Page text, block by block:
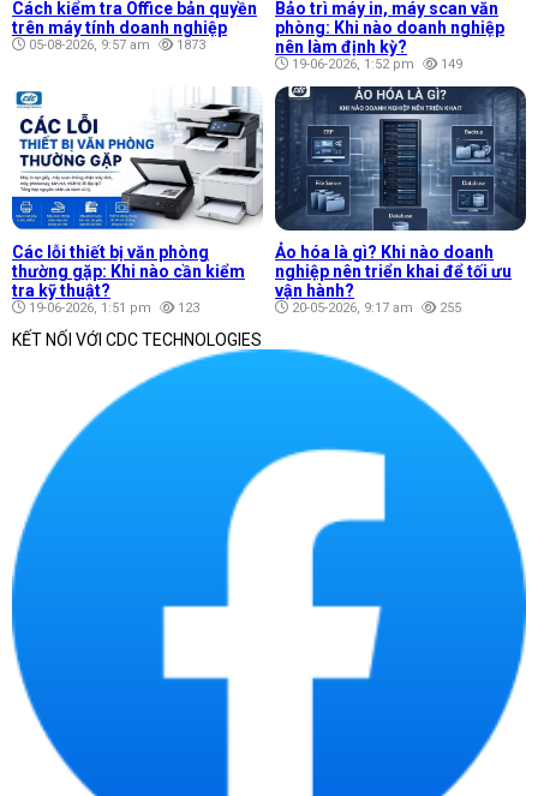
Cách kiểm tra Office bản quyền
trên máy tính doanh nghiệp
05-08-2026, 9:57 am 1873
Bảo trì máy in, máy scan văn
phòng: Khi nào doanh nghiệp
nên làm định kỳ?
19-06-2026, 1:52 pm 149
Các lỗi thiết bị văn phòng
thường gặp: Khi nào cần kiểm
tra kỹ thuật?
19-06-2026, 1:51 pm 123
Ảo hóa là gì? Khi nào doanh
nghiệp nên triển khai để tối ưu
vận hành?
20-05-2026, 9:17 am 255
KẾT NỐI VỚI CDC TECHNOLOGIES